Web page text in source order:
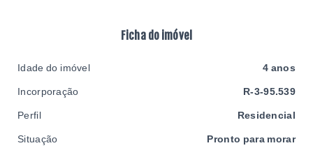
Ficha do imóvel
Idade do imóvel 4 anos
Incorporação R-3-95.539
Perfil Residencial
Situação Pronto para morar